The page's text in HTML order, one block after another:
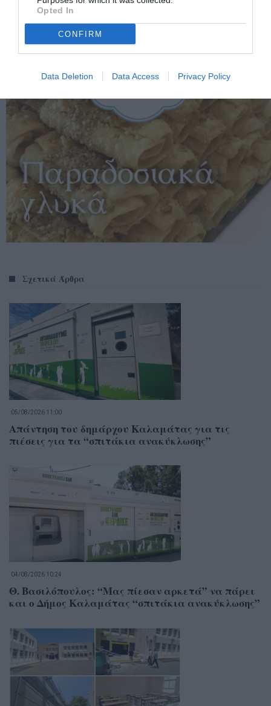
Opted In
CONFIRM
Data Deletion Data Access Privacy Policy
Σχετικά Άρθρα
05/08/2026 11:00
Απάντηση του δημάρχου Καλαμάτας για τις
πιέσεις για τα “σπιτάκια ανακύκλωσης”
04/08/2026 10:24
Θ. Βασιλόπουλος: “Μας πίεσαν αρκετά” να πάρει
και ο Δήμος Καλαμάτας “σπιτάκια ανακύκλωσης”